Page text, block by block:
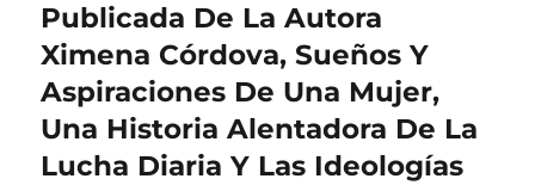
entradas
anterior:
Publicada De La Autora
Ximena Córdova, Sueños Y
Aspiraciones De Una Mujer,
Una Historia Alentadora De La
Lucha Diaria Y Las Ideologías